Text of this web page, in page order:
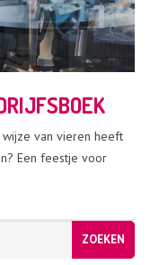
van vieren heeft
Een feestje voor